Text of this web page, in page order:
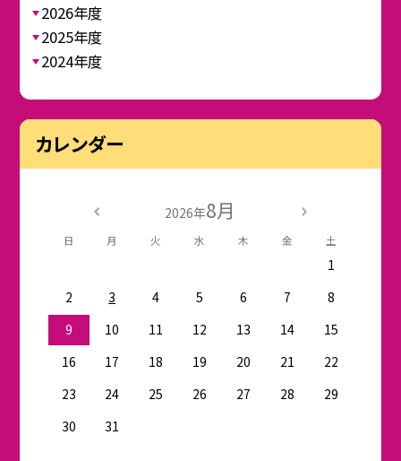
2026年度
2025年度
2024年度
カレンダー
2026年8月
日 月 火 水 木 金 土
1
2
3 4 5 6 7
8
9
10 11 12 13 14
15
16
17 18 19 20 21
22
23
24 25 26 27 28
29
30
31